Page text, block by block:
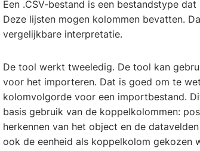
Een .CSV-bestand is een bestandstype
Deze lijsten mogen kolommen bevatten.
vergelijkbare interpretatie.
De tool werkt tweeledig. De tool kan
voor het importeren. Dat is goed om te
kolomvolgorde voor een importbestand.
basis gebruik van de koppelkolommen:
herkennen van het object en de
ook de eenheid als koppelkolom gekozen